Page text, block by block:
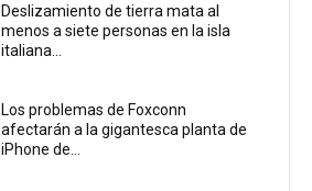
Deslizamiento de tierra mata al
menos a siete personas en la isla
italiana...
Los problemas de Foxconn
afectarán a la gigantesca planta de
iPhone de...